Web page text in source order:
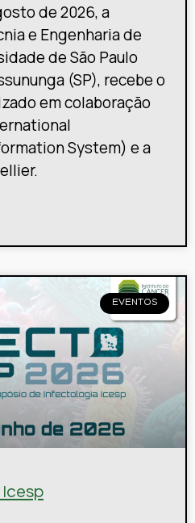
de 2026, a
e Engenharia de
de São Paulo
(SP), recebe o
em colaboração
System) e a
EVENTOS
Icesp